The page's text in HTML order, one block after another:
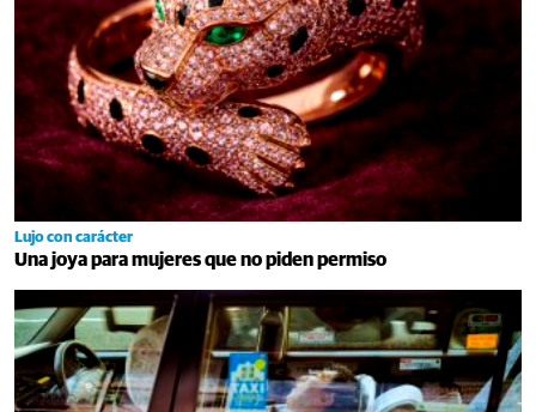
Lujo con carácter
Una joya para mujeres que no piden permiso